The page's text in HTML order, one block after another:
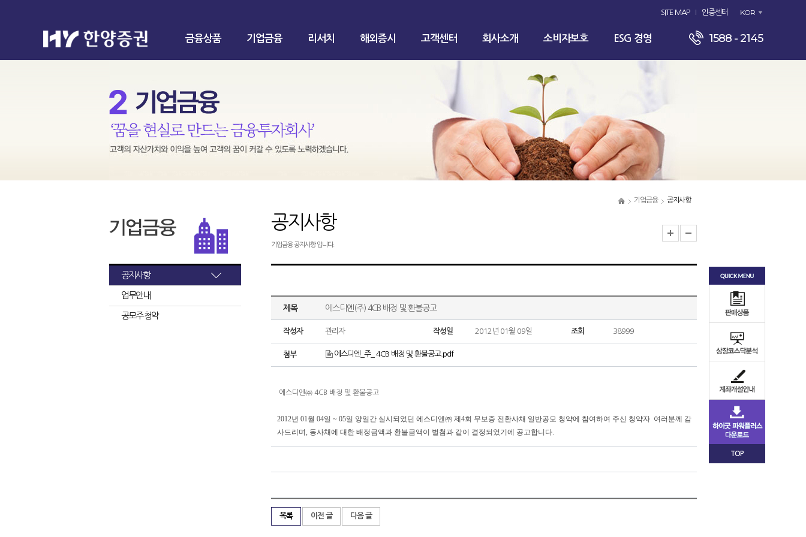
SITE MAP 인증센터 KOR
금융상품 기업금융 리서치 해외증시 고객센터 회사소개 소비자보호 ESG 경영 1588 - 2145
기업금융 공지사항
공지사항
업무안내
공모주 청약
공지사항
기업금융 공지사항 입니다.
제목 에스디엔(주) 4CB 배정 및 환불공고
작성자 관리자 작성일 2012년 01월 09일 조회 38999
첨부 에스디엔_주_ 4CB 배정 및 환불공고.pdf
에스디엔㈜ 4CB 배정 및 환불공고
2012년 01월 04일 ~ 05일 양일간 실시되었던 에스디엔㈜ 제4회 무보증 전환사채 일반공모 청약에 참여하여 주신 청약자 여러분께 감
사드리며, 동사채에 대한 배정금액과 환불금액이 별첨과 같이 결정되었기에 공고합니다.
목록 이전 글 다음 글
TOP